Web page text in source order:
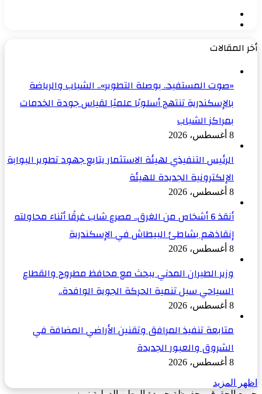
أخر المقالات
«صوت المستفيد.. بوصلة التطوير».. الشباب والرياضة
بالإسكندرية تنتهج أسلوبًا علميًا لقياس جودة الخدمات
بمراكز الشباب
8 أغسطس، 2026
الرئيس التنفيذي لهيئة الاستثمار يتابع جهود تطوير البوابة
الإلكترونية الجديدة للهيئة
8 أغسطس، 2026
أنقذ 6 أشخاص من الغرق.. مصرع شاب غرقًا أثناء محاولته
إنقاذهم بشاطئ البيطاش في الإسكندرية
8 أغسطس، 2026
وزير الطيران المدني يبحث مع محافظ مطروح والقطاع
السياحي سبل تنمية الحركة الجوية الوافدة..
8 أغسطس، 2026
متابعة تنفيذ المرافق وتقنين الأراضي المضافة في
الشروق والعبور الجديدة
8 أغسطس، 2026
اظهر المزيد